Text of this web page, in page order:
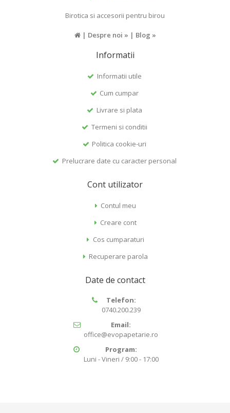
Birotica si accesorii pentru birou
| Despre noi » | Blog »
Informatii
Informatii utile
Cum cumpar
Livrare si plata
Termeni si conditii
Politica cookie-uri
Prelucrare date cu caracter personal
Cont utilizator
Contul meu
Creare cont
Cos cumparaturi
Recuperare parola
Date de contact
Telefon:
0740.200.239
Email:
office@evopapetarie.ro
Program:
Luni - Vineri / 9:00 - 17:00